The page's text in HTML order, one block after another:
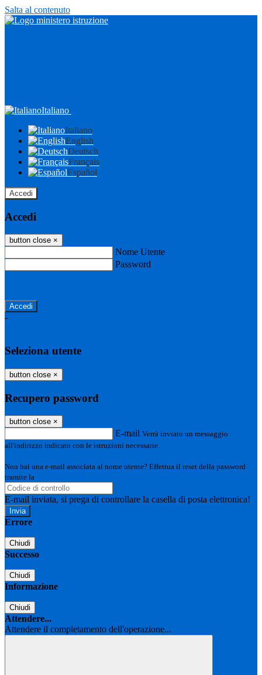
Salta al contenuto
Italiano
Italiano
English
Deutsch
Français
Español
Accedi
Accedi
button close ×
Nome Utente
Password
-
Seleziona utente
button close ×
Recupero password
button close ×
E-mail Verrà inviato un messaggio
all'indirizzo indicato con le istruzioni necessarie.
Non hai una e-mail associata al nome utente? Effettua il reset della password
tramite la
E-mail inviata, si prega di controllare la casella di posta elettronica!
Errore
Chiudi
Successo
Chiudi
Informazione
Chiudi
Attendere...
Attendere il completamento dell'operazione...